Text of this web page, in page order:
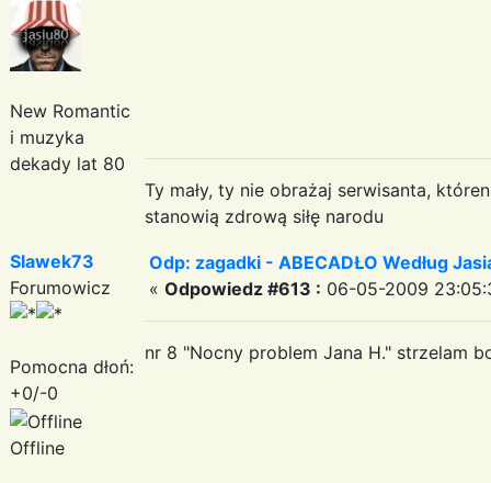
New Romantic
i muzyka
dekady lat 80
Ty mały, ty nie obrażaj serwisanta,
stanowią zdrową siłę narodu
Slawek73
Forumowicz
Pomocna dłoń:
+0/-0
Offline
Odp: zagadki - ABECADŁO Według
« Odpowiedz #613 : 06-05-2009
nr 8 "Nocny problem Jana H." strzelam